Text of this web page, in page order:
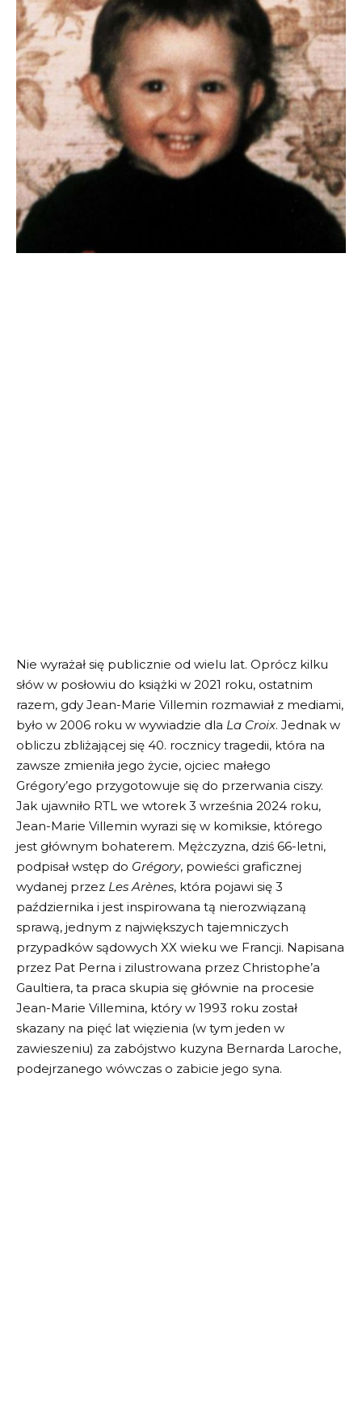
Nie wyrażał się publicznie od wielu lat. Oprócz kilku
słów w posłowiu do książki w 2021 roku, ostatnim
razem, gdy Jean-Marie Villemin rozmawiał z mediami,
było w 2006 roku w wywiadzie dla La Croix. Jednak w
obliczu zbliżającej się 40. rocznicy tragedii, która na
zawsze zmieniła jego życie, ojciec małego
Grégory’ego przygotowuje się do przerwania ciszy.
Jak ujawniło RTL we wtorek 3 września 2024 roku,
Jean-Marie Villemin wyrazi się w komiksie, którego
jest głównym bohaterem. Mężczyzna, dziś 66-letni,
podpisał wstęp do Grégory, powieści graficznej
wydanej przez Les Arènes, która pojawi się 3
października i jest inspirowana tą nierozwiązaną
sprawą, jednym z największych tajemniczych
przypadków sądowych XX wieku we Francji. Napisana
przez Pat Perna i zilustrowana przez Christophe’a
Gaultiera, ta praca skupia się głównie na procesie
Jean-Marie Villemina, który w 1993 roku został
skazany na pięć lat więzienia (w tym jeden w
zawieszeniu) za zabójstwo kuzyna Bernarda Laroche,
podejrzanego wówczas o zabicie jego syna.